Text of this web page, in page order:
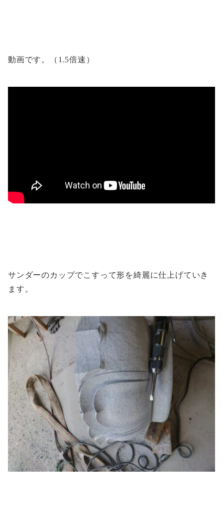
動画です。（1.5倍速）
サンダーのカップでこすって形を綺麗に仕上げていき
ます。